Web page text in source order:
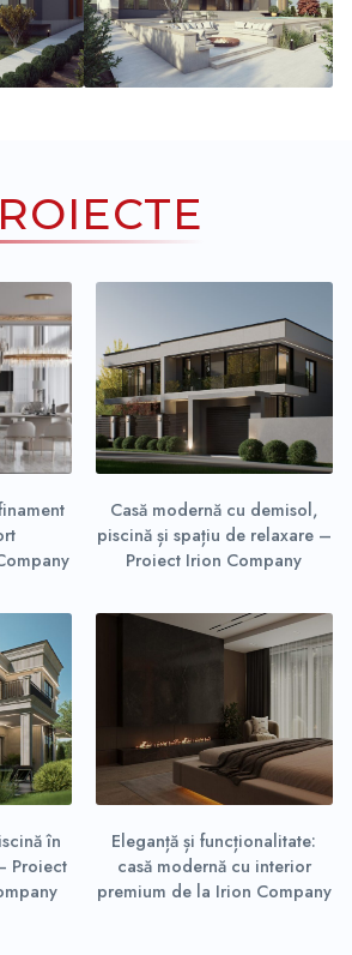
Casă modernă cu demisol,
piscină și spațiu de relaxare –
Proiect Irion Company
în
Proiect
Eleganță și funcționalitate:
casă modernă cu interior
premium de la Irion Company